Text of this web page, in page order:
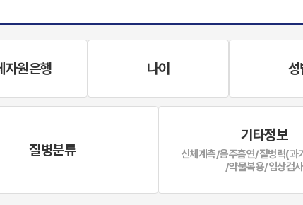
자원은행 나이 성
질병분류
기타정보
신체계측/음주흡연/질병력(과
/약물복용/임상검사